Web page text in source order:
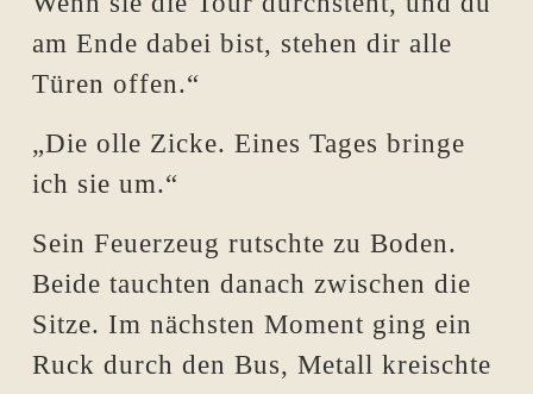
am Ende dabei bist, stehen dir alle
Türen offen.“
„Die olle Zicke. Eines Tages bringe
ich sie um.“
Sein Feuerzeug rutschte zu Boden.
Beide tauchten danach zwischen die
Sitze. Im nächsten Moment ging ein
Ruck durch den Bus, Metall kreischte